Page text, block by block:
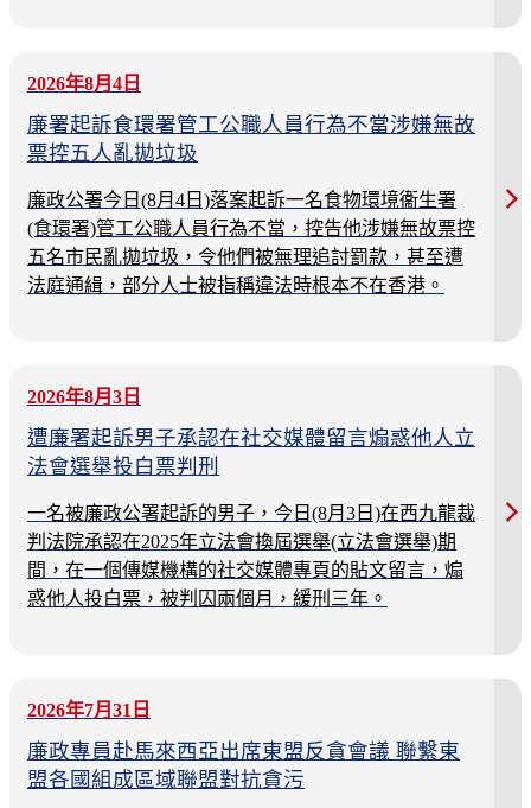
2026年8月4日
廉署起訴食環署管工公職人員行為不當涉嫌無故
票控五人亂拋垃圾
廉政公署今日(8月4日)落案起訴一名食物環境衞生署
(食環署)管工公職人員行為不當，控告他涉嫌無故票控
五名市民亂拋垃圾，令他們被無理追討罰款，甚至遭
法庭通緝，部分人士被指稱違法時根本不在香港。
2026年8月3日
遭廉署起訴男子承認在社交媒體留言煽惑他人立
法會選舉投白票判刑
一名被廉政公署起訴的男子，今日(8月3日)在西九龍裁
判法院承認在2025年立法會換屆選舉(立法會選舉)期
間，在一個傳媒機構的社交媒體專頁的貼文留言，煽
惑他人投白票，被判囚兩個月，緩刑三年。
2026年7月31日
廉政專員赴馬來西亞出席東盟反貪會議 聯繫東
盟各國組成區域聯盟對抗貪污